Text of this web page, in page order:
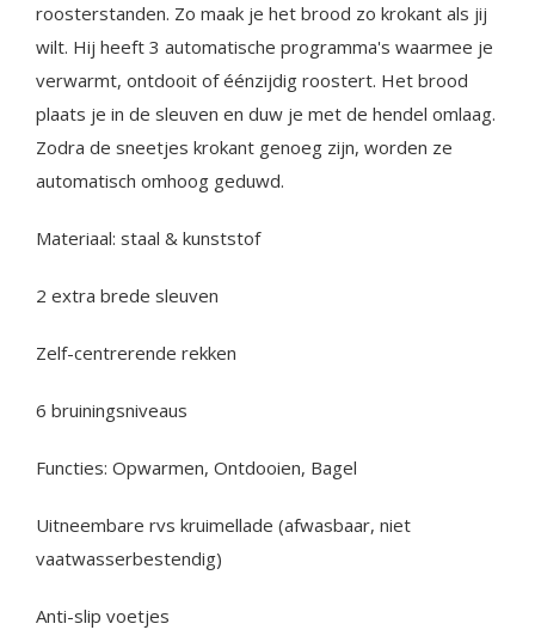
roosterstanden. Zo maak je het brood zo krokant als jij
wilt. Hij heeft 3 automatische programma's waarmee je
verwarmt, ontdooit of éénzijdig roostert. Het brood
plaats je in de sleuven en duw je met de hendel omlaag.
Zodra de sneetjes krokant genoeg zijn, worden ze
automatisch omhoog geduwd.
Materiaal: staal & kunststof
2 extra brede sleuven
Zelf-centrerende rekken
6 bruiningsniveaus
Functies: Opwarmen, Ontdooien, Bagel
Uitneembare rvs kruimellade (afwasbaar, niet
vaatwasserbestendig)
Anti-slip voetjes